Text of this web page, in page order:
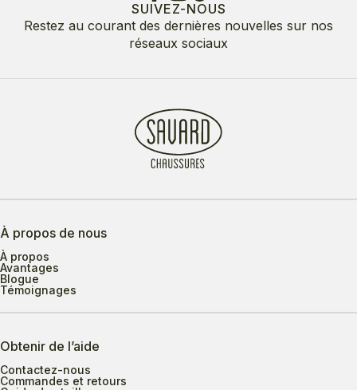
SUIVEZ-NOUS
Restez au courant des dernières nouvelles sur nos
réseaux sociaux
À propos de nous
À propos
Avantages
Blogue
Témoignages
Obtenir de l’aide
Contactez-nous
Commandes et retours